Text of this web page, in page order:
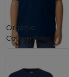
Organic
Cotton